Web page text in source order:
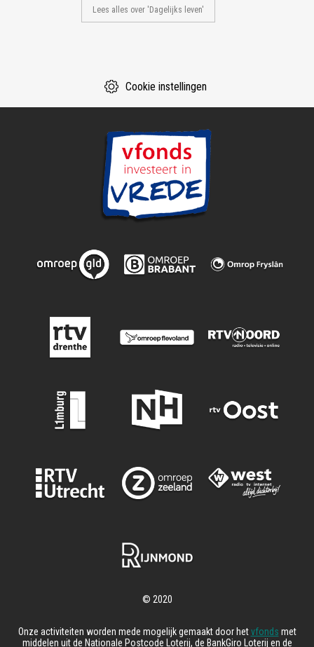
Lees alles over 'Dagelijks leven'
Cookie instellingen
Onze activiteiten worden mede mogelijk gemaakt door hetvfonds met
middelen uit de Nationale Postcode Loterij, de BankGiro Loterij en de